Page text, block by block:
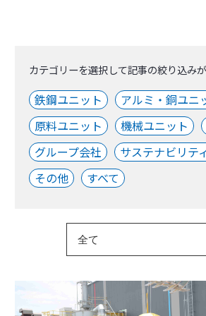
カテゴリーを選択して記事の絞り込みが
鉄鋼ユニット
アルミ・銅ユニ
原料ユニット
機械ユニット
グループ会社
サステナビリテ
その他
すべて